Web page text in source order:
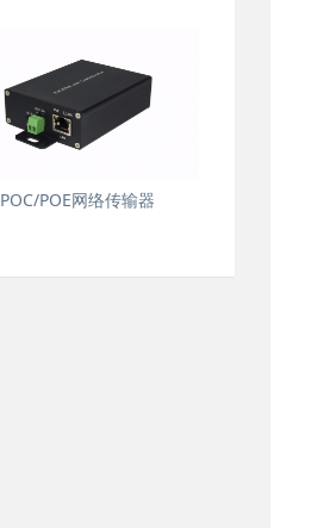
POC/POE网络传输器